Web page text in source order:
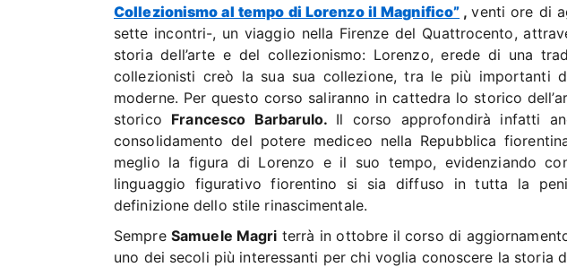
Collezionismo al tempo di Lorenzo il Magnifico” ,venti ore di
sette incontri-, un viaggio nella Firenze del Quattrocento,
storia dell’arte e del collezionismo: Lorenzo, erede di una
collezionisti creò la sua sua collezione, tra le più importanti
moderne. Per questo corso saliranno in cattedra lo storico
storico Francesco Barbarulo. Il corso approfondirà infatti
consolidamento del potere mediceo nella Repubblica
meglio la figura di Lorenzo e il suo tempo, evidenziando
linguaggio figurativo fiorentino si sia diffuso in tutta la
definizione dello stile rinascimentale.
Sempre Samuele Magri terrà in ottobre il corso di
uno dei secoli più interessanti per chi voglia conoscere la storia